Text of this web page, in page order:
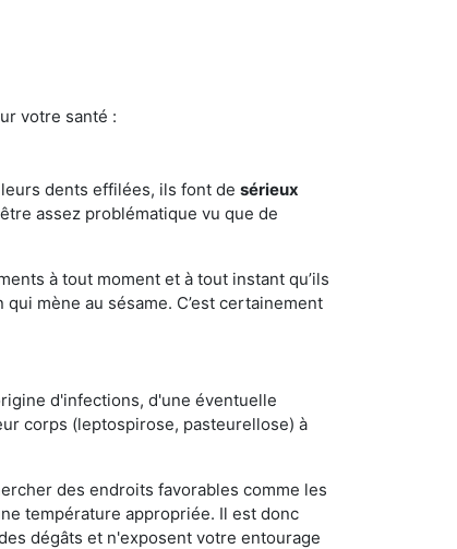
votre santé :
dents effilées, ils font de sérieux
assez problématique vu que de
à tout moment et à tout instant qu’ils
mène au sésame. C’est certainement
d'infections, d'une éventuelle
corps (leptospirose, pasteurellose) à
des endroits favorables comme les
température appropriée. Il est donc
dégâts et n'exposent votre entourage